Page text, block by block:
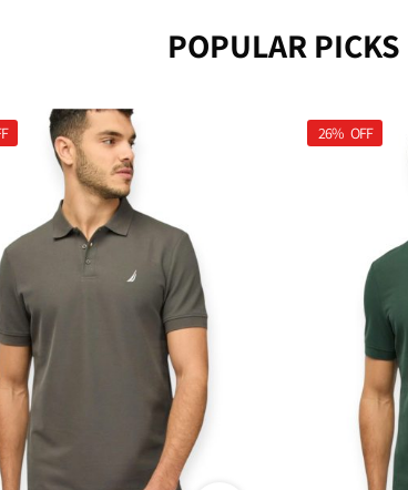
POPULAR PICKS
26% OFF